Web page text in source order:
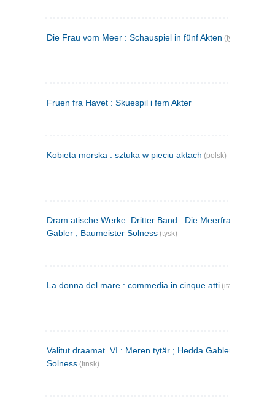
Die Frau vom Meer : Schauspiel in fünf Akten (tysk)
Fruen fra Havet : Skuespil i fem Akter
Kobieta morska : sztuka w pieciu aktach (polsk)
Dram atische Werke. Dritter Band : Die Meerfrau ; Hedda
Gabler ; Baumeister Solness (tysk)
La donna del mare : commedia in cinque atti (italiensk)
Valitut draamat. VI : Meren tytär ; Hedda Gabler ;
Solness (finsk)